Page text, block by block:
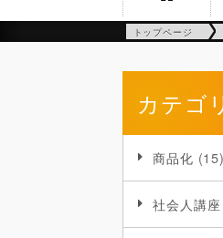
トップページ
カテゴ
商品化 (15)
社会人講座